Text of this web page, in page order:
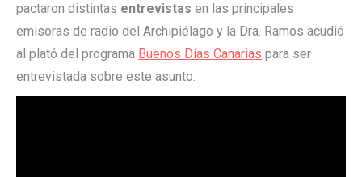
pactaron distintas entrevistas en las principales
emisoras de radio del Archipiélago y la Dra. Ramos acudió
al plató del programa Buenos Días Canarias para ser
entrevistada sobre este asunto.